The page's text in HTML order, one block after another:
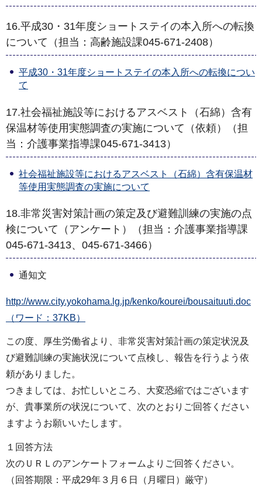
16.平成30・31年度ショートステイの本入所への転換
について（担当：高齢施設課045-671-2408）
平成30・31年度ショートステイの本入所への転換につい
て
17.社会福祉施設等におけるアスベスト（石綿）含有
保温材等使用実態調査の実施について（依頼）（担
当：介護事業指導課045-671-3413）
社会福祉施設等におけるアスベスト（石綿）含有保温材
等使用実態調査の実施について
18.非常災害対策計画の策定及び避難訓練の実施の点
検について（アンケート）（担当：介護事業指導課
045-671-3413、045-671-3466）
通知文
http://www.city.yokohama.lg.jp/kenko/kourei/bousaituuti.doc
（ワード：37KB）
この度、厚生労働省より、非常災害対策計画の策定状況及
び避難訓練の実施状況について点検し、報告を行うよう依
頼がありました。
つきましては、お忙しいところ、大変恐縮ではございます
が、貴事業所の状況について、次のとおりご回答ください
ますようお願いいたします。
１回答方法
次のＵＲＬのアンケートフォームよりご回答ください。
（回答期限：平成29年３月６日（月曜日）厳守）